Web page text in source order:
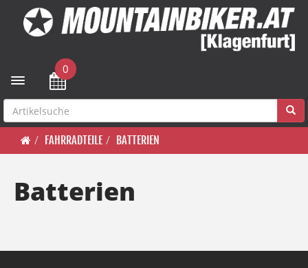
Toggle navigation
0
FAHRRADTEILE BATTERIEN
Batterien